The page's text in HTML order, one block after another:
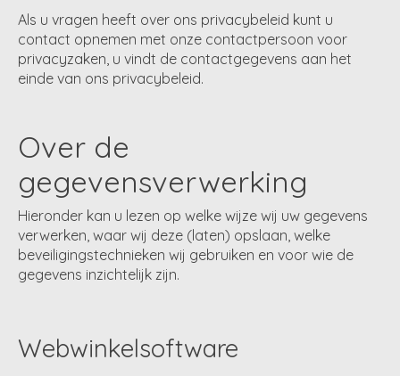
Als u vragen heeft over ons privacybeleid kunt u
contact opnemen met onze contactpersoon voor
privacyzaken, u vindt de contactgegevens aan het
einde van ons privacybeleid.
Over de
gegevensverwerking
Hieronder kan u lezen op welke wijze wij uw gegevens
verwerken, waar wij deze (laten) opslaan, welke
beveiligingstechnieken wij gebruiken en voor wie de
gegevens inzichtelijk zijn.
Webwinkelsoftware